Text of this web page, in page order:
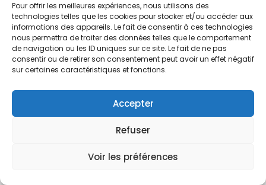
Pour offrir les meilleures expériences, nous utilisons des
technologies telles que les cookies pour stocker et/ou accéder aux
informations des appareils. Le fait de consentir à ces technologies
nous permettra de traiter des données telles que le comportement
de navigation ou les ID uniques sur ce site. Le fait de ne pas
consentir ou de retirer son consentement peut avoir un effet négatif
sur certaines caractéristiques et fonctions.
Accepter
Refuser
Voir les préférences
marineavec impressionquadrichromie
pour uneopération marketing→ visibilité
maximale.
UnePME localea commandé 30
→ pratique, utile, apprécié.
Conclusion : un parapluie qui fait